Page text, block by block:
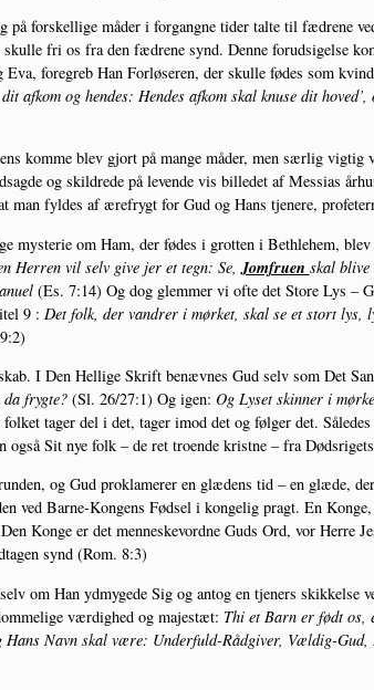
på for­skel­li­ge måder i for­gang­ne tider tal­te til fædre­ne
skul­le fri os fra den fædre­ne synd. Den­ne for­ud­si­gel­se
fore­greb Han For­lø­se­ren, der skul­le fødes som
afkom og hen­des: Hen­des afkom skal knu­se dit
kom­me blev gjort på man­ge måder, men sær­lig
og skil­dre­de på leven­de vis bil­le­det af Mes­si­as
man fyl­des af ære­frygt for Gud og Hans tje­ne­re,
myste­rie om Ham, der fødes i grot­ten i Bet­hle­hem,
Her­ren vil selv give jer et tegn: Se, Jom­fru­en skal bli­ve
(Es. 7:14) Og dog glem­mer vi ofte det Sto­re Lys –
9 : Det folk, der van­drer i mør­ket, skal se et stort lys,
I Den Hel­li­ge Skrift benæv­nes Gud selv som Det
fryg­te? (Sl. 26/27:1) Og igen: Og Lyset skin­ner i
tager del i det, tager imod det og føl­ger det.
også Sit nye folk – de ret tro­en­de krist­ne – fra
og Gud prok­la­me­rer en glæ­dens tid – en glæ­de,
ved Bar­ne-Kon­gens Fød­sel i kon­ge­lig pragt. En
Kon­ge er det men­ne­ske­v­ord­ne Guds Ord, vor Her­re
synd (Rom. 8:3)
om Han ydmy­ge­de Sig og antog en tje­ners
vær­dig­hed og majestæt: Thi et Barn er født os,
Hans Navn skal være: Under­fuld-Råd­gi­ver, Væl­dig-Gud,